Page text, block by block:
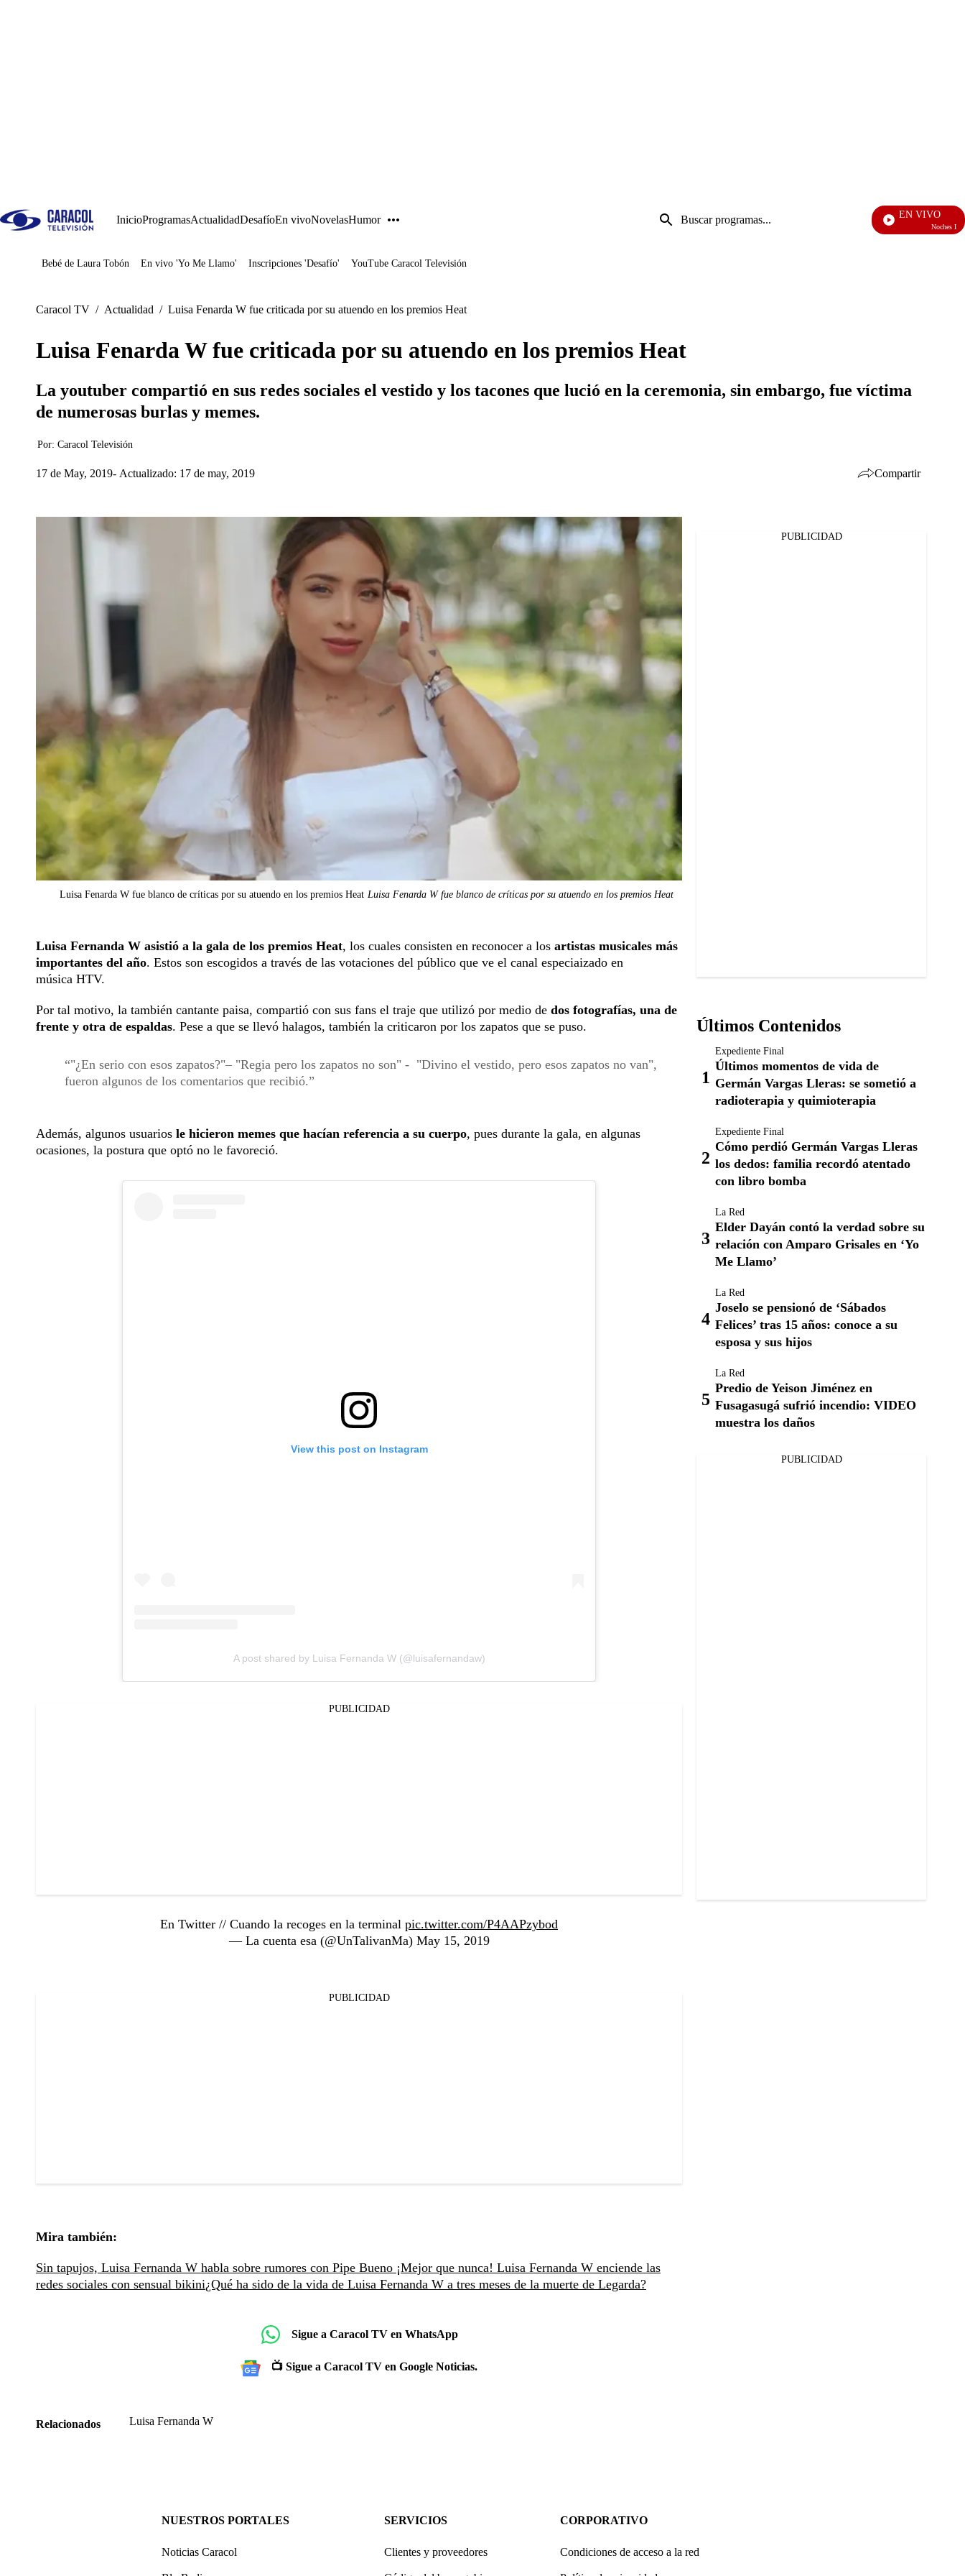
InicioProgramasActualidadDesafíoEn vivoNovelasHumor
Entrada
de
EN VIVO
Noches De
Juegos
Bebé de Laura Tobón En vivo 'Yo Me Llamo' Inscripciones 'Desafío' YouTube Caracol Televisión
Caracol TV / Actualidad / Luisa Fenarda W fue criticada por su atuendo en los premios Heat
Luisa Fenarda W fue criticada por su atuendo en los premios Heat
La youtuber compartió en sus redes sociales el vestido y los tacones que lució en la ceremonia, sin embargo, fue víctima
de numerosas burlas y memes.
Por: Caracol Televisión
17 de May, 2019 Actualizado: 17 de may, 2019 Compartir
Luisa Fenarda W fue blanco de críticas por su atuendo en los premios Heat Luisa Fenarda W fue blanco de críticas por su atuendo en los premios Heat
Luisa Fernanda W asistió a la gala de los premios Heat, los cuales consisten en reconocer a los artistas musicales más
importantes del año. Estos son escogidos a través de las votaciones del público que ve el canal especiaizado en
música HTV.
Por tal motivo, la también cantante paisa, compartió con sus fans el traje que utilizó por medio de dos fotografías, una de
frente y otra de espaldas. Pese a que se llevó halagos, también la criticaron por los zapatos que se puso.
"¿En serio con esos zapatos?"– "Regia pero los zapatos no son" - "Divino el vestido, pero esos zapatos no van",
fueron algunos de los comentarios que recibió.
Además, algunos usuarios le hicieron memes que hacían referencia a su cuerpo, pues durante la gala, en algunas
ocasiones, la postura que optó no le favoreció.
View this post on Instagram
A post shared by Luisa Fernanda W (@luisafernandaw)
PUBLICIDAD
En Twitter // Cuando la recoges en la terminal pic.twitter.com/P4AAPzybod
— La cuenta esa (@UnTalivanMa) May 15, 2019
PUBLICIDAD
Mira también:
Sin tapujos, Luisa Fernanda W habla sobre rumores con Pipe Bueno ¡Mejor que nunca! Luisa Fernanda W enciende las
redes sociales con sensual bikini¿Qué ha sido de la vida de Luisa Fernanda W a tres meses de la muerte de Legarda?
Sigue a Caracol TV en WhatsApp
📺 Sigue a Caracol TV en Google Noticias.
Relacionados Luisa Fernanda W
PUBLICIDAD
Últimos Contenidos
Expediente Final
Últimos momentos de vida de
Germán Vargas Lleras: se sometió a
radioterapia y quimioterapia
Expediente Final
Cómo perdió Germán Vargas Lleras
los dedos: familia recordó atentado
con libro bomba
La Red
Elder Dayán contó la verdad sobre su
relación con Amparo Grisales en ‘Yo
Me Llamo’
La Red
Joselo se pensionó de ‘Sábados
Felices’ tras 15 años: conoce a su
esposa y sus hijos
La Red
Predio de Yeison Jiménez en
Fusagasugá sufrió incendio: VIDEO
muestra los daños
PUBLICIDAD
NUESTROS PORTALES
Noticias Caracol
SERVICIOS
Clientes y proveedores
CORPORATIVO
Condiciones de acceso a la red